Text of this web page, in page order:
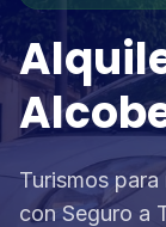
Turismos
con Seguro a